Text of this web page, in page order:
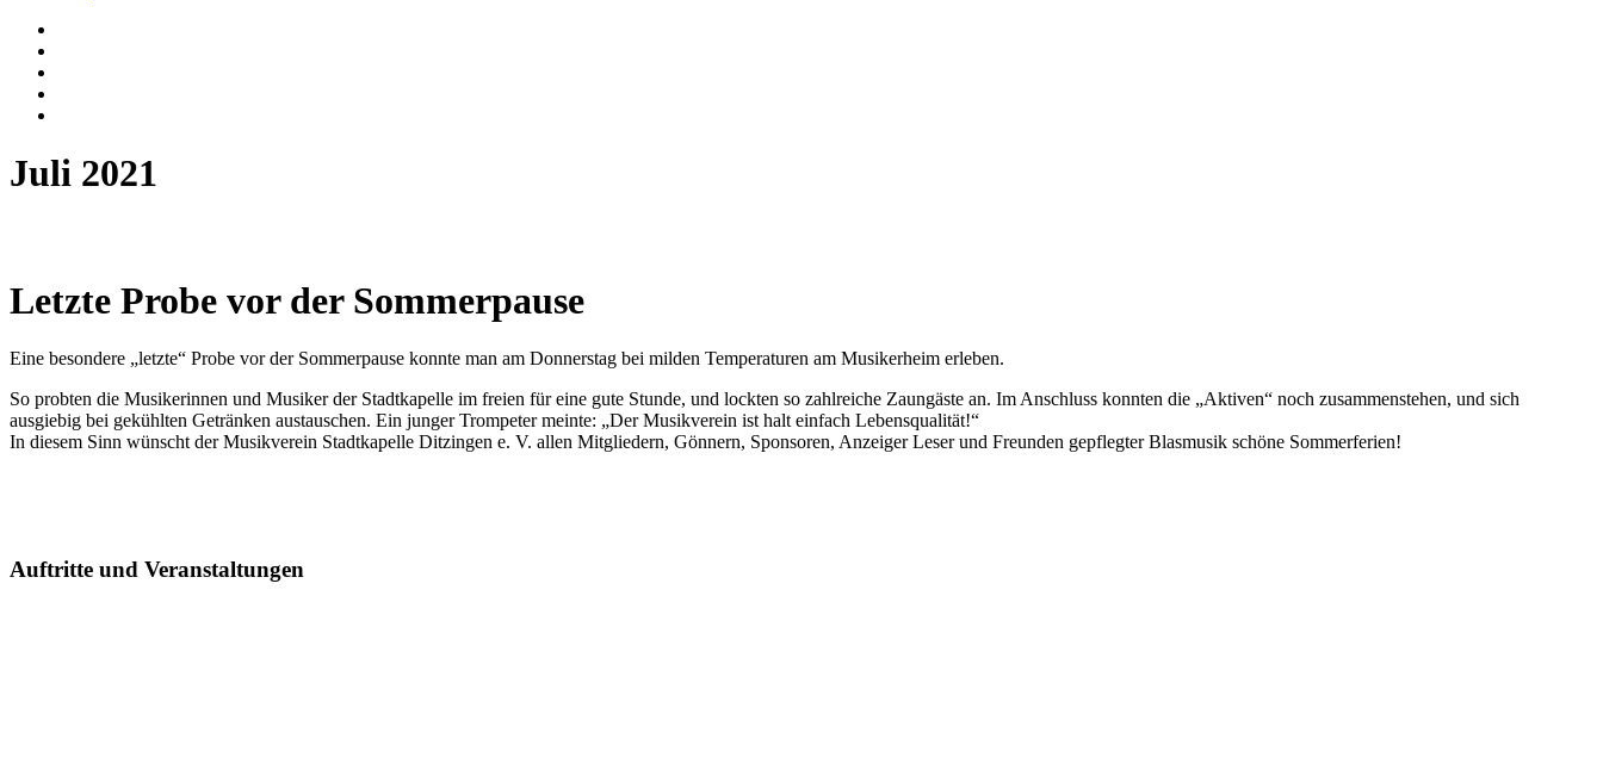
Juli 2021
Letzte Probe vor der Sommerpause
Eine besondere „letzte“ Probe vor der Sommerpause konnte man am Donnerstag bei milden Temperaturen am Musikerheim erleben.
So probten die Musikerinnen und Musiker der Stadtkapelle im freien für eine gute Stunde, und lockten so zahlreiche Zaungäste an. Im Anschluss konnten die „Aktiven“ noch zusammenstehen, und sich
ausgiebig bei gekühlten Getränken austauschen. Ein junger Trompeter meinte: „Der Musikverein ist halt einfach Lebensqualität!“
In diesem Sinn wünscht der Musikverein Stadtkapelle Ditzingen e. V. allen Mitgliedern, Gönnern, Sponsoren, Anzeiger Leser und Freunden gepflegter Blasmusik schöne Sommerferien!
Auftritte und Veranstaltungen